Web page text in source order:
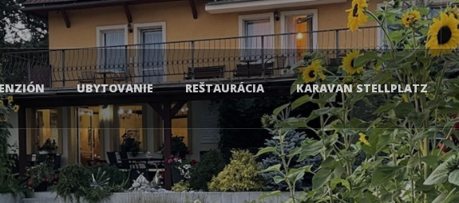
UBYTOVANIE REŠTAURÁCIA KARAVAN STELLPLATZ